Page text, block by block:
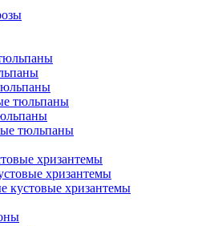
тюльпаны
тюльпаны
хризантемы
хризантемы
кустовые хризантемы